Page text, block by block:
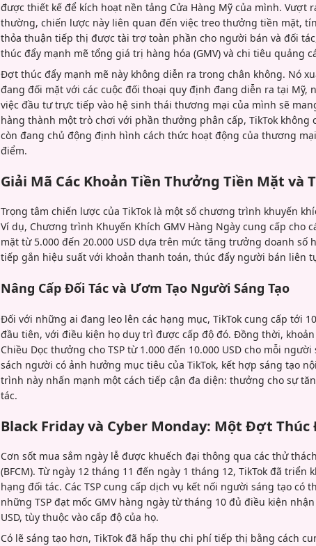
được thiết kế để kích hoạt nền tảng Cửa Hàng Mỹ của mình. Vượt
thường, chiến lược này liên quan đến việc treo thưởng tiền mặt,
thỏa thuận tiếp thị được tài trợ toàn phần cho người bán và đối
thúc đẩy mạnh mẽ tổng giá trị hàng hóa (GMV) và chi tiêu quảng
Đợt thúc đẩy mạnh mẽ này không diễn ra trong chân không. Nó
đang đối mặt với các cuộc đối thoại quy định đang diễn ra tại
việc đầu tư trực tiếp vào hệ sinh thái thương mại của mình sẽ
hàng thành một trò chơi với phần thưởng phân cấp, TikTok
còn đang chủ động định hình cách thức hoạt động của thương
điểm.
Giải Mã Các Khoản Tiền Thưởng Tiền Mặt và
Trọng tâm chiến lược của TikTok là một số chương trình khuyến
Ví dụ, Chương trình Khuyến Khích GMV Hàng Ngày cung cấp cho
mặt từ 5.000 đến 20.000 USD dựa trên mức tăng trưởng doanh số
tiếp gắn hiệu suất với khoản thanh toán, thúc đẩy người bán liên
Nâng Cấp Đối Tác và Ươm Tạo Người Sáng Tạo
Đối với những ai đang leo lên các hạng mục, TikTok cung cấp tới
đầu tiên, với điều kiện họ duy trì được cấp độ đó. Đồng thời,
Chiều Dọc thưởng cho TSP từ 1.000 đến 10.000 USD cho mỗi
sách người có ảnh hưởng mục tiêu của TikTok, kết hợp sáng tạo
trình này nhấn mạnh một cách tiếp cận đa diện: thưởng cho sự
tác.
Black Friday và Cyber Monday: Một Đợt Thúc
Cơn sốt mua sắm ngày lễ được khuếch đại thông qua các thử
(BFCM). Từ ngày 12 tháng 11 đến ngày 1 tháng 12, TikTok đã
hạng đối tác. Các TSP cung cấp dịch vụ kết nối người sáng tạo có
những TSP đạt mốc GMV hàng ngày từ tháng 10 đủ điều kiện
USD, tùy thuộc vào cấp độ của họ.
Có lẽ sáng tạo hơn, TikTok đã hấp thụ chi phí tiếp thị bằng cách